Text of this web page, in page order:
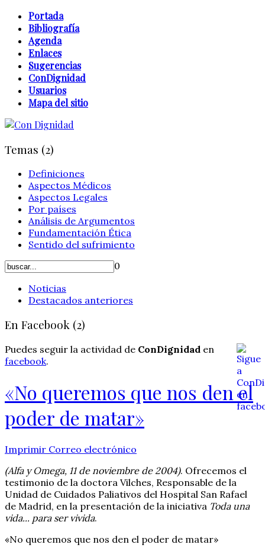
Portada
Bibliografía
Agenda
Enlaces
Sugerencias
ConDignidad
Usuarios
Mapa del sitio
Temas (2)
Definiciones
Aspectos Médicos
Aspectos Legales
Por países
Análisis de Argumentos
Fundamentación Ética
Sentido del sufrimiento
0
Noticias
Destacados anteriores
En Facebook (2)
Puedes seguir la actividad de ConDignidad en
facebook.
«No queremos que nos den el
poder de matar»
Imprimir Correo electrónico
(Alfa y Omega, 11 de noviembre de 2004). Ofrecemos el
testimonio de la doctora Vilches, Responsable de la
Unidad de Cuidados Paliativos del Hospital San Rafael
de Madrid, en la presentación de la iniciativa Toda una
vida... para ser vivida.
«No queremos que nos den el poder de matar»